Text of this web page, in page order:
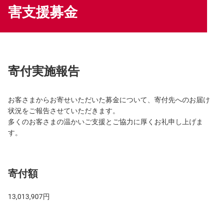
害支援募金
寄付実施報告
お客さまからお寄せいただいた募金について、寄付先へのお届け
状況をご報告させていただきます。
多くのお客さまの温かいご支援とご協力に厚くお礼申し上げま
す。
寄付額
13,013,907円